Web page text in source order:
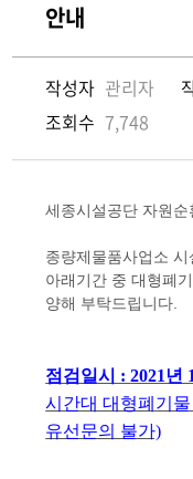
안내
작성자 관리자
조회수 7,748
세종시설공단 자원순
종량제물품사업소
아래기간 중 대형폐
양해 부탁드립니다.
점검일시 :2021년
시간대 대형폐기
유선문의 불가)